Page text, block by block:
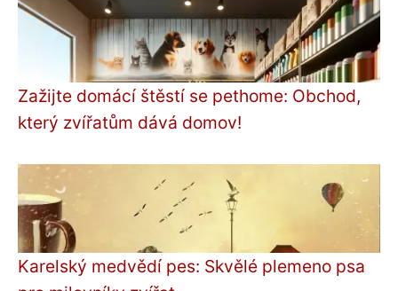
Zažijte domácí štěstí se pethome: Obchod,
který zvířatům dává domov!
Karelský medvědí pes: Skvělé plemeno psa